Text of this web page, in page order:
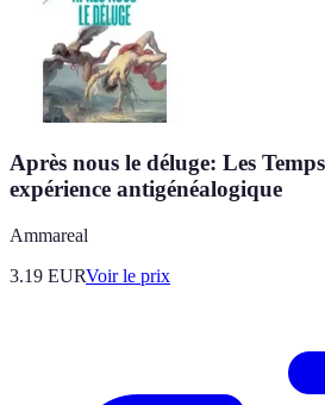
Après nous le déluge: Les
expérience antigénéalogique
Ammareal
3.19 EURVoir le prix